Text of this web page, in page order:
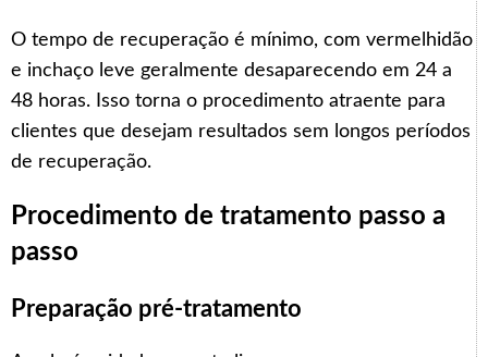
O tempo de recuperação é mínimo, com vermelhidão
e inchaço leve geralmente desaparecendo em 24 a
48 horas. Isso torna o procedimento atraente para
clientes que desejam resultados sem longos períodos
de recuperação.
Procedimento de tratamento passo a
passo
Preparação pré-tratamento